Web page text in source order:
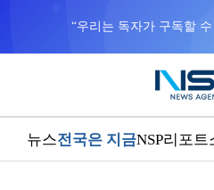
“우리는 독자가 구독할
뉴스전국은 지금NSP리포트